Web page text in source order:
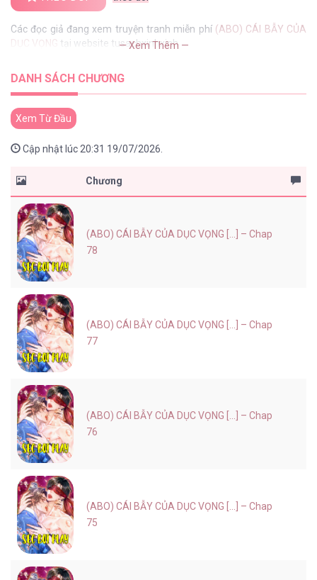
Các đọc giả đang xem truyện tranh miễn phí (ABO) CÁI BẪY CỦA
DỤC VỌNG tại website tusachxinhxinh
— Xem Thêm —
DANH SÁCH CHƯƠNG
Xem Từ Đầu
Cập nhật lúc 20:31 19/07/2026.
Chương
(ABO) CÁI BẪY CỦA DỤC VỌNG [...] – Chap
78
(ABO) CÁI BẪY CỦA DỤC VỌNG [...] – Chap
77
(ABO) CÁI BẪY CỦA DỤC VỌNG [...] – Chap
76
(ABO) CÁI BẪY CỦA DỤC VỌNG [...] – Chap
75